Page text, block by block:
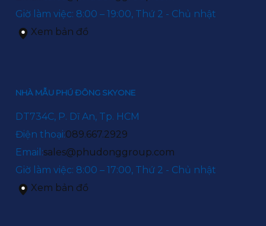
Giờ làm việc: 8:00 – 19:00, Thứ 2 - Chủ nhật
Xem bản đồ
NHÀ MẪU PHÚ ĐÔNG SKYONE
DT734C, P. Dĩ An, Tp. HCM
Điện thoại:089.667.2929
Email:sales@phudonggroup.com
Giờ làm việc: 8:00 – 17:00, Thứ 2 - Chủ nhật
Xem bản đồ